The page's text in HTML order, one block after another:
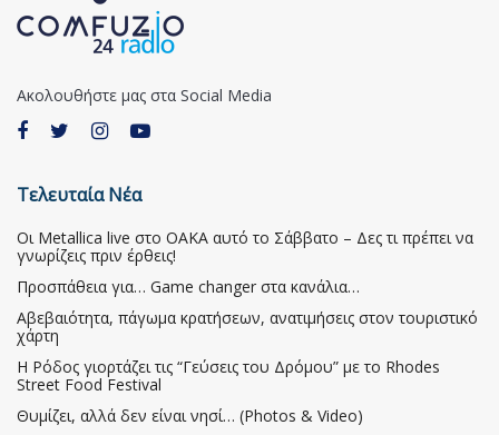
Ακολουθήστε μας στα Social Media
Τελευταία Νέα
Οι Metallica live στο ΟΑΚΑ αυτό το Σάββατο – Δες τι πρέπει να
γνωρίζεις πριν έρθεις!
Προσπάθεια για… Game changer στα κανάλια…
Αβεβαιότητα, πάγωμα κρατήσεων, ανατιμήσεις στον τουριστικό
χάρτη
Η Ρόδος γιορτάζει τις “Γεύσεις του Δρόμου” με το Rhodes
Street Food Festival
Θυμίζει, αλλά δεν είναι νησί… (Photos & Video)